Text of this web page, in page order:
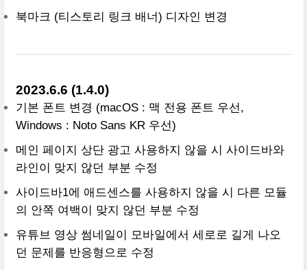
북마크 (티스토리 링크 배너) 디자인 변경
2023.6.6 (1.4.0)
기본 폰트 변경 (macOS : 맥 전용 폰트 우선,
Windows : Noto Sans KR 우선)
메인 페이지 상단 광고 사용하지 않을 시 사이드바와
라인이 맞지 않던 부분 수정
사이드바1에 애드센스를 사용하지 않을 시 다른 모듈
의 안쪽 여백이 맞지 않던 부분 수정
유튜브 영상 썸네일이 모바일에서 세로로 길게 나오
던 문제를 반응형으로 수정